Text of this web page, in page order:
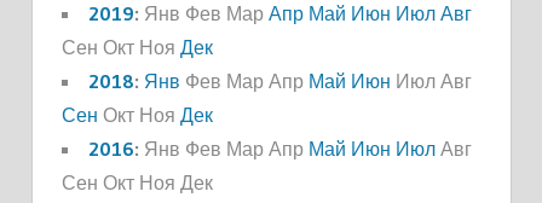
2019: Янв Фев Мар Апр Май Июн Июл Авг
Сен Окт Ноя Дек
2018: Янв Фев Мар Апр Май Июн Июл Авг
Сен Окт Ноя Дек
2016: Янв Фев Мар Апр Май Июн Июл Авг
Сен Окт Ноя Дек